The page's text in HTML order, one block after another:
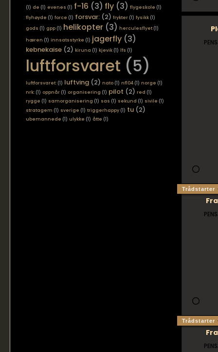
Trådstarter
Trådstarter
(1) de (1) evenes (1) f-16 (3) fly (3) flygeskole (1)
flyhøyde (1) force (1) forsvar: (2) frykter (1) fysikk (1)
gods (1) gpp (1) helikopter (3) herculesflyet (1)
hæren (1) innsatsstyrke (1) jagerfly (3)
kebnekaise (2) kiruna (1) kjevik (1) lfs (1)
luftforsvaret (5)
luftforsvaret: (1) luftving (2) nato (1) nf104 (1) norge (1)
nrk: (1) oppnår (1) organisering (1) pilot (2) red (1)
rygge (1) samorganisering (1) sas (1) sekund (1) sivile (1)
stratagem (1) sverige (1) triggerhappy (1) tu (2)
ubemannede (1) ulykke (1) åtte (1)